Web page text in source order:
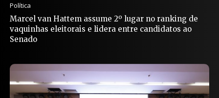
Política
Marcel van Hattem assume 2º lugar no ranking de
vaquinhas eleitorais e lidera entre candidatos ao
Senado